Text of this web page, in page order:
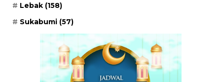
Lebak (158)
Sukabumi (57)